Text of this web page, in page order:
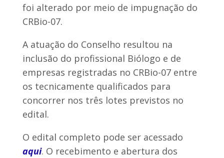
foi alterado por meio de impugnação do
CRBio-07.
A atuação do Conselho resultou na
inclusão do profissional Biólogo e de
empresas registradas no CRBio-07 entre
os tecnicamente qualificados para
concorrer nos três lotes previstos no
edital.
O edital completo pode ser acessado
aqui. O recebimento e abertura dos